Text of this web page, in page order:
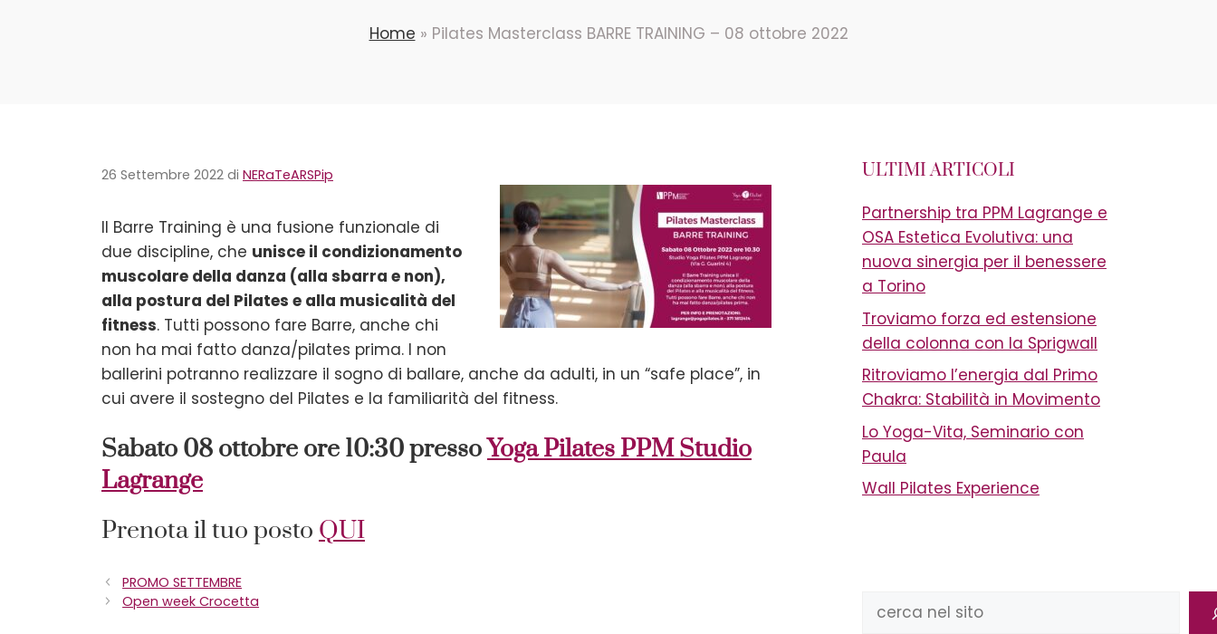
Home » Pilates Masterclass BARRE TRAINING – 08 ottobre 2022
26 Settembre 2022 di NERaTeARSPip
Il Barre Training è una fusione funzionale di
due discipline, che unisce il condizionamento
muscolare della danza (alla sbarra e non),
alla postura del Pilates e alla musicalità del
fitness. Tutti possono fare Barre, anche chi
non ha mai fatto danza/pilates prima. I non
ballerini potranno realizzare il sogno di ballare, anche da adulti, in un “safe place”, in
cui avere il sostegno del Pilates e la familiarità del fitness.
Sabato 08 ottobre ore 10:30 pressoYoga Pilates PPM Studio
Lagrange
Prenota il tuo posto QUI
PROMO SETTEMBRE
Open week Crocetta
ULTIMI ARTICOLI
Partnership tra PPM Lagrange e
OSA Estetica Evolutiva: una
nuova sinergia per il benessere
a Torino
Troviamo forza ed estensione
della colonna con la Sprigwall
Ritroviamo l’energia dal Primo
Chakra: Stabilità in Movimento
Lo Yoga-Vita, Seminario con
Paula
Wall Pilates Experience